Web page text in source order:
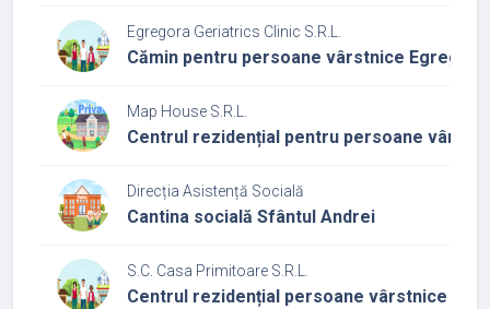
Egregora Geriatrics Clinic S.R.L.
Cămin pentru persoane vârstnice
Map House S.R.L.
Centrul rezidențial pentru persoane
Direcția Asistență Socială
Cantina socială Sfântul Andrei
S.C. Casa Primitoare S.R.L.
Centrul rezidențial persoane vârstnice